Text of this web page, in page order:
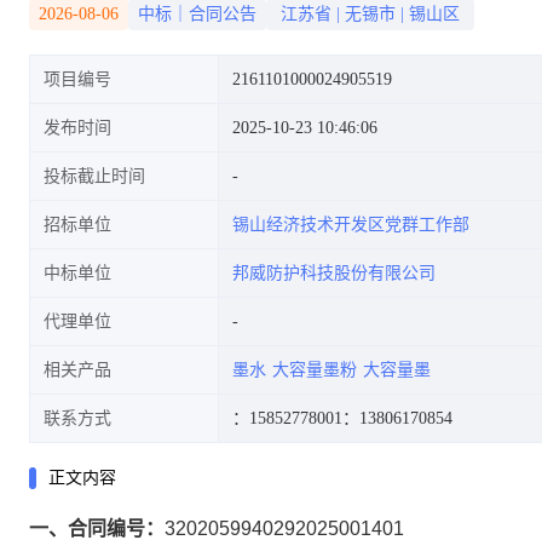
2026-08-06 中标｜合同公告 江苏省 无锡市 锡山区
项目编号 2161101000024905519
发布时间 2025-10-23 10:46:06
投标截止时间
招标单位 锡山经济技术开发区党群工作部
中标单位 邦威防护科技股份有限公司
代理单位
相关产品 墨水 大容量墨粉 大容量墨
联系方式 ：15852778001 ：13806170854
正文内容
一、合同编号： 3202059940292025001401